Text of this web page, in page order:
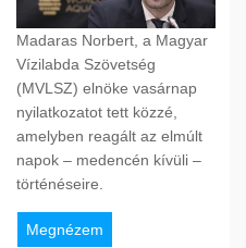
Madaras Norbert, a Magyar
Vízilabda Szövetség
(MVLSZ) elnöke vasárnap
nyilatkozatot tett közzé,
amelyben reagált az elmúlt
napok – medencén kívüli –
történéseire.
Megnézem